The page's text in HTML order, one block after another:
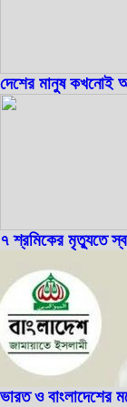
দেশের মানুষ কখনোই
৭ শ্রমিকের মৃত্যুতে
ভারত ও বাংলাদেশের